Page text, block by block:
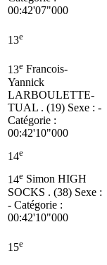
00:42'07"000
13e
13e Francois-
Yannick
LARBOULETTE-
TUAL . (19) Sexe : -
Catégorie :
00:42'10"000
14e
14e Simon HIGH
SOCKS . (38) Sexe :
- Catégorie :
00:42'10"000
15e